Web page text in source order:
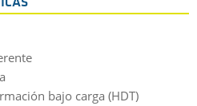
bajo carga (HDT)